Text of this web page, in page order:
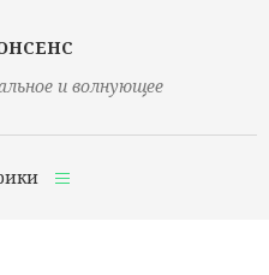
и волнующее